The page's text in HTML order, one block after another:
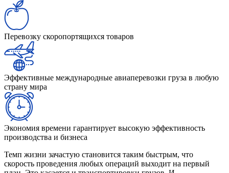
Перевозку скоропортящихся товаров
Эффективные международные авиаперевозки груза в любую
страну мира
Экономия времени гарантирует высокую эффективность
производства и бизнеса
Темп жизни зачастую становится таким быстрым, что
скорость проведения любых операций выходит на первый